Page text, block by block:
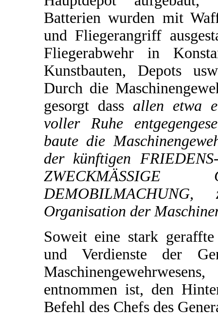
Batterien wurden mit
und Fliegerangriff
Fliegerabwehr in
Kunstbauten, Depots
Durch die
gesorgt dass allen etwa
voller Ruhe
baute die
der künftigen
Organisation der
Soweit eine stark
und Verdienste der
entnommen ist, den
Befehl des Chefs des